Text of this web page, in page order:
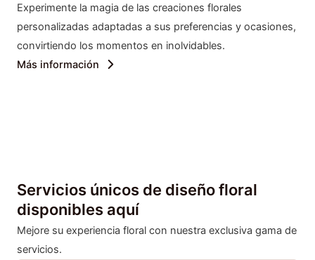
Experimente la magia de las creaciones florales
personalizadas adaptadas a sus preferencias y ocasiones,
convirtiendo los momentos en inolvidables.
Más información
Servicios únicos de diseño floral
disponibles aquí
Mejore su experiencia floral con nuestra exclusiva gama de
servicios.